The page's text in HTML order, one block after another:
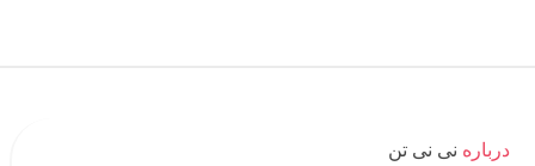
درباره نی نی تن